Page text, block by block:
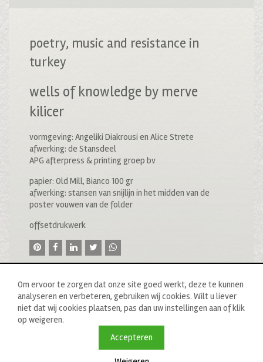
poetry, music and resistance in
turkey
wells of knowledge by merve
kilicer
vormgeving: Angeliki Diakrousi en Alice Strete
afwerking: de Stansdeel
APG afterpress & printing groep bv
papier: Old Mill, Bianco 100 gr
afwerking: stansen van snijlijn in het midden van de
poster vouwen van de folder
offsetdrukwerk
© 2020 drukkerij raddraaier b.v., van ostadestraat 233b, 1073
tn amsterdam, t: 020 673 05 78, f: 020 676 71 00,
info@raddraaierssp.nl
Om ervoor te zorgen dat onze site goed werkt, deze te kunnen
analyseren en verbeteren, gebruiken wij cookies. Wilt u liever
niet dat wij cookies plaatsen, pas dan uw instellingen aan of klik
op weigeren.
Accepteren